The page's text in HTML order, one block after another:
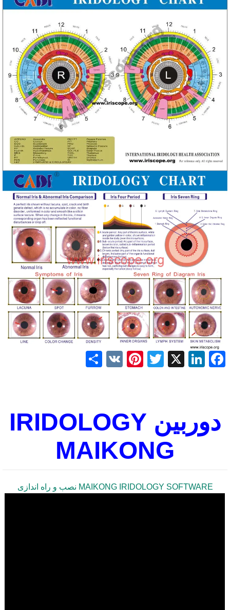
Facebook
LinkedIn
X
Twitter
Pinterest
VK
Share
دوربین IRIDOLOGY
MAIKONG
MAIKONG IRIDOLOGY SOFTWARE نصب و راه اندازی